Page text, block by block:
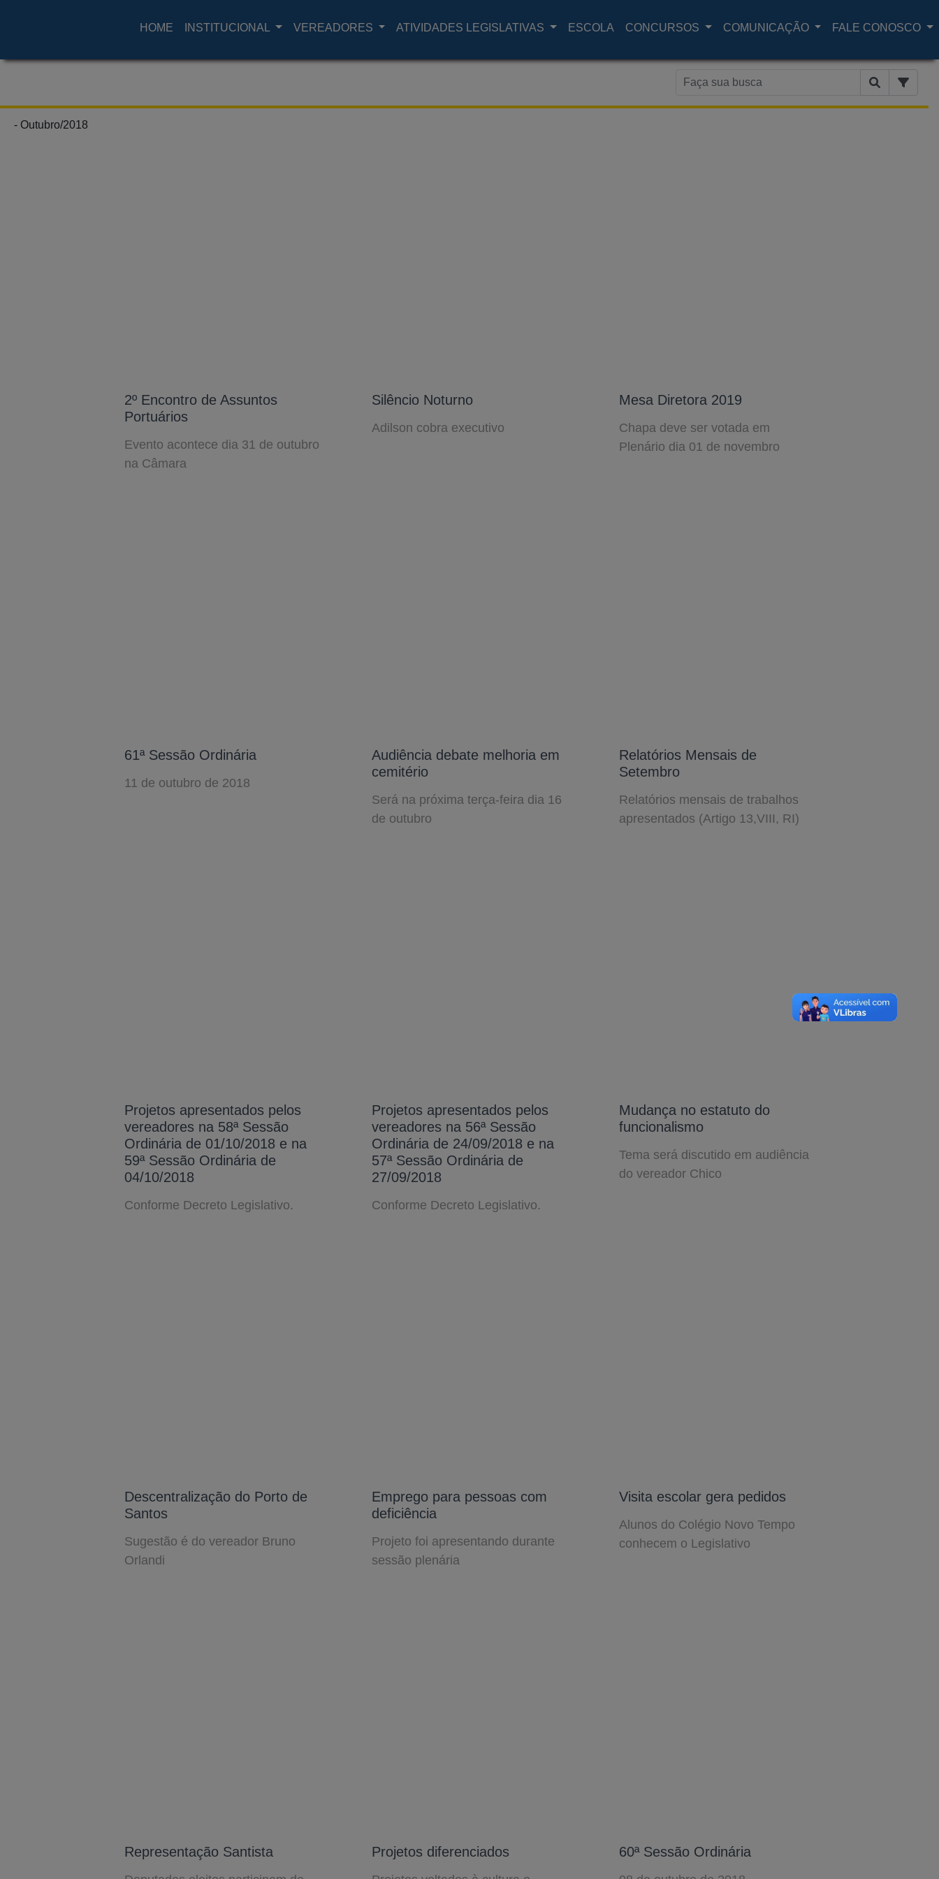
HOME INSTITUCIONAL VEREADORES ATIVIDADES LEGISLATIVAS ESCOLA CONCURSOS COMUNICAÇÃO FALE CONOSCO
- Outubro/2018
2º Encontro de Assuntos
Portuários
Evento acontece dia 31 de outubro
na Câmara
Silêncio Noturno
Adilson cobra executivo
Mesa Diretora 2019
Chapa deve ser votada em
Plenário dia 01 de novembro
61ª Sessão Ordinária
11 de outubro de 2018
Audiência debate melhoria em
cemitério
Será na próxima terça-feira dia 16
de outubro
Relatórios Mensais de
Setembro
Relatórios mensais de trabalhos
apresentados (Artigo 13,VIII, RI)
Projetos apresentados pelos
vereadores na 58ª Sessão
Ordinária de 01/10/2018 e na
59ª Sessão Ordinária de
04/10/2018
Conforme Decreto Legislativo.
Projetos apresentados pelos
vereadores na 56ª Sessão
Ordinária de 24/09/2018 e na
57ª Sessão Ordinária de
27/09/2018
Conforme Decreto Legislativo.
Mudança no estatuto do
funcionalismo
Tema será discutido em audiência
do vereador Chico
Descentralização do Porto de
Santos
Sugestão é do vereador Bruno
Orlandi
Emprego para pessoas com
deficiência
Projeto foi apresentando durante
sessão plenária
Visita escolar gera pedidos
Alunos do Colégio Novo Tempo
conhecem o Legislativo
Representação Santista Projetos diferenciados 60ª Sessão Ordinária